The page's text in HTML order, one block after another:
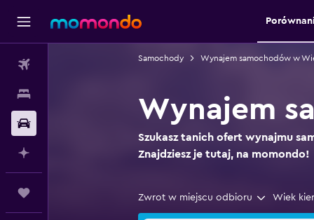
Samochody Wynajem samochodów w
Wynajem
Szukasz tanich ofert wynajmu
Znajdziesz je tutaj, na momondo!
Zwrot w miejscu odbioru Wiek